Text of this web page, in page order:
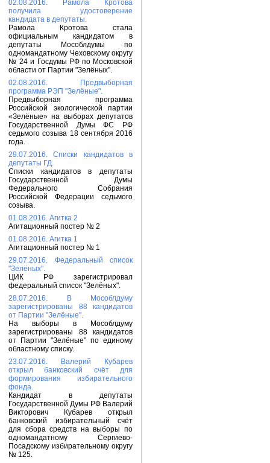
02.08.2016. Рамола Кротова
получила удостоверение
кандидата в депутаты.
Рамола Кротова стала
официальным кандидатом в
депутаты Мособлдумы по
одномандатному Чеховскому округу
№ 24 и Госдумы РФ по Московской
области от Партии "Зелёных".
02.08.2016. Предвыборная
программа РЭП "Зелёные".
Предвыборная программа
Российской экологической партии
«Зелёные» на выборах депутатов
Государственной Думы ФС РФ
седьмого созыва 18 сентября 2016
года.
29.07.2016. Списки кандидатов в
депутаты ГД.
Списки кандидатов в депутаты
Государственной Думы
Федерального Собрания
Российской Федерации седьмого
созыва.
01.08.2016. Агитка 2
Агитационный постер № 2
01.08.2016. Агитка 1
Агитационный постер № 1
29.07.2016. Федеральный список
"Зелёных".
ЦИК РФ зарегистрировал
федеральный список "Зелёных".
28.07.2016. В Мособлдуму
зарегистрированы 88 кандидатов
от Партии "Зелёные".
На выборы в Мособлдуму
зарегистрированы 88 кандидатов
от Партии "Зелёные" по единому
областному списку.
23.07.2016. Валерий Кубарев
открыл банковский счёт для
формирования избирательного
фонда.
Кандидат в депутаты
Государственной Думы РФ Валерий
Викторович Кубарев открыл
банковский избирательный счёт
для сбора средств на выборы по
одномандатному Сергиево-
Посадскому избирательному округу
№ 125.